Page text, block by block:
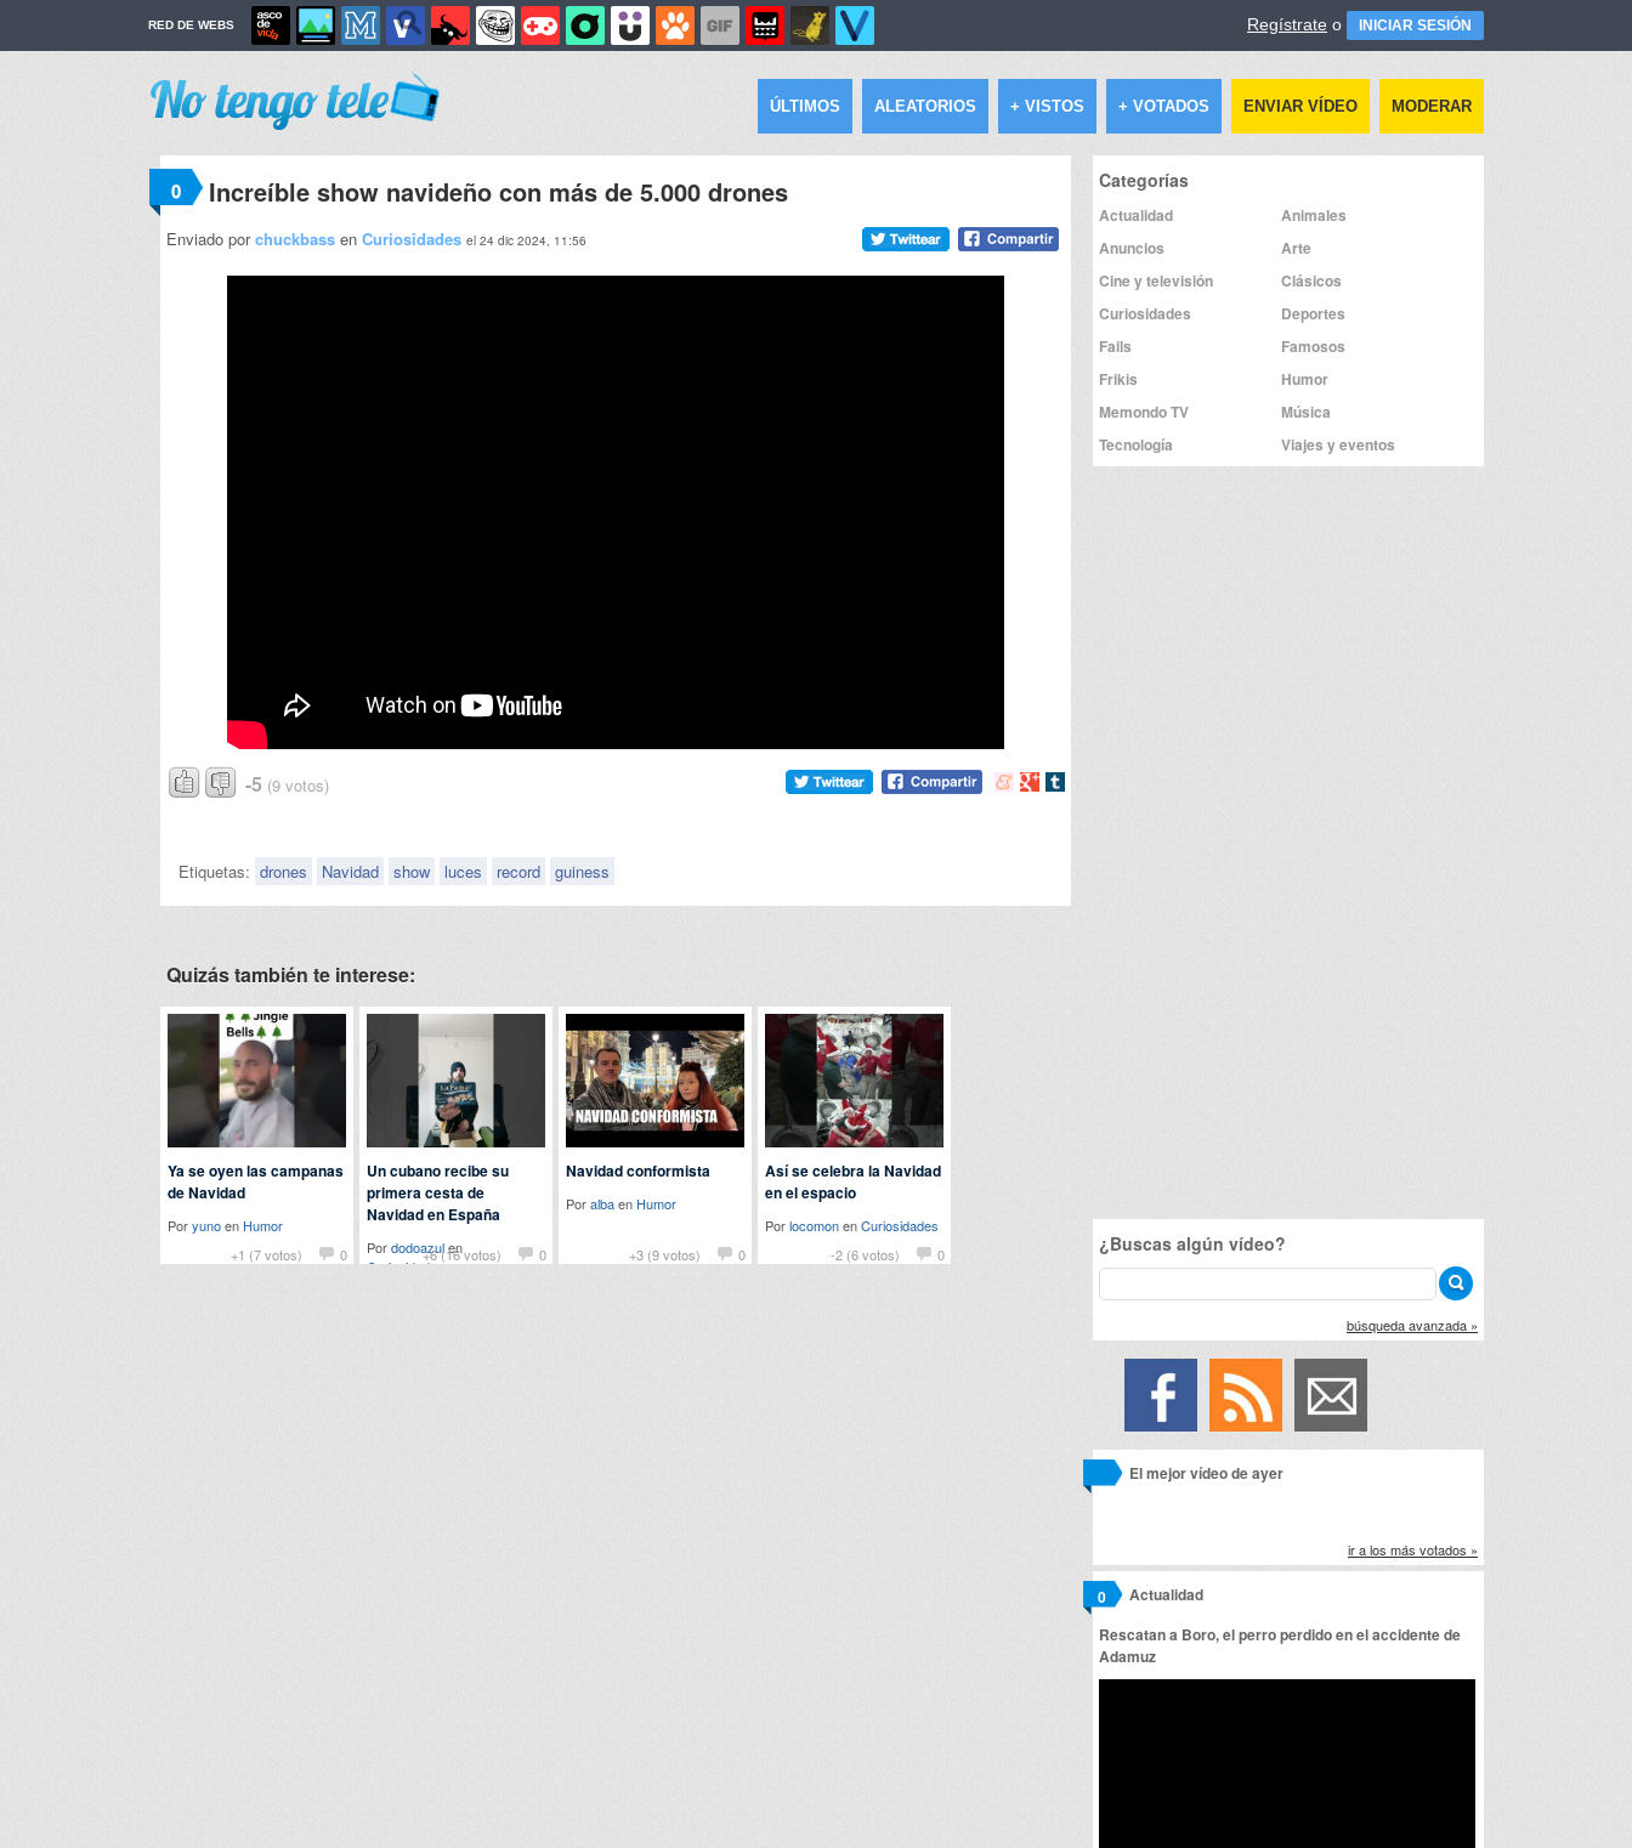
RED DE WEBS Regístrate o INICIAR SESIÓN
ÚLTIMOS ALEATORIOS + VISTOS + VOTADOS ENVIAR VÍDEO MODERAR
0 Increíble show navideño con más de 5.000 drones
Enviado porchuckbass en Curiosidades el 24 dic 2024, 11:56
-5 (9 votos)
Compartir
Compartir
Compartir
Etiquetas: drones Navidad show luces record guiness
Quizás también te interese:
+1 (7 votos) 0
Ya se oyen las campanas
de Navidad
Poryunoen Humor
+6 (16 votos)
0
Un cubano recibe su
primera cesta de
Navidad en España
Pordodoazulen
Curiosidades
+3 (9 votos) 0
Navidad conformista
Poralbaen Humor
-2 (6 votos) 0
Así se celebra la Navidad
en el espacio
PorlocomonenCuriosidades
Categorías
Actualidad
Animales
Anuncios
Arte
Cine y televisión
Clásicos
Curiosidades
Deportes
Fails
Famosos
Frikis
Humor
Memondo TV
Música
Tecnología
Viajes y eventos
¿Buscas algún vídeo?
búsqueda avanzada »
El mejor vídeo de ayer
ir a los más votados »
Actualidad
0
Rescatan a Boro, el perro perdido en el accidente de
Adamuz